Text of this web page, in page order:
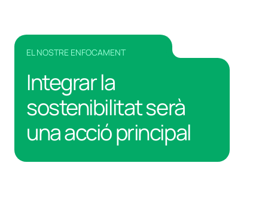
EL NOSTRE ENFOCAMENT
Integrar la
sostenibilitat serà
una acció principal